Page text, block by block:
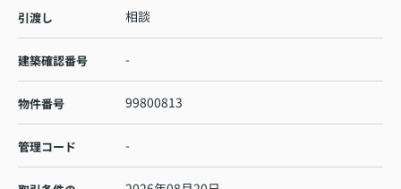
引渡し 相談
建築確認番号 -
物件番号 99800813
管理コード -